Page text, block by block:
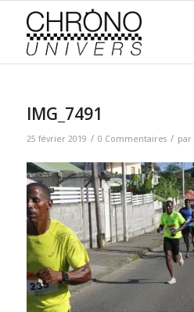
IMG_7491
25 février 2019 / 0 Commentaires / par